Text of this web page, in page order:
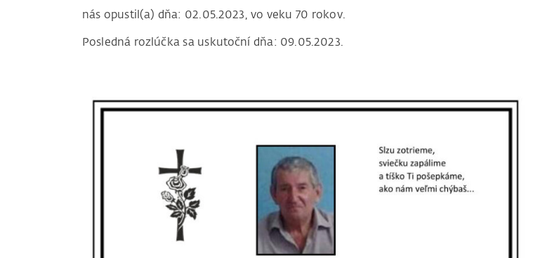
nás opustil(a) dňa: 02.05.2023, vo veku 70 rokov.
Posledná rozlúčka sa uskutoční dňa: 09.05.2023.